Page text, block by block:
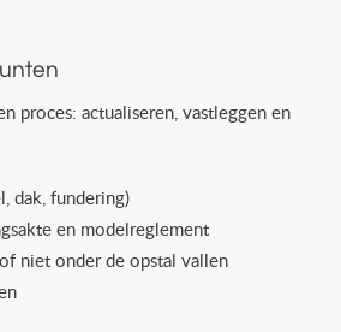
proces: actualiseren, vastleggen en
dak, fundering)
en modelreglement
niet onder de opstal vallen